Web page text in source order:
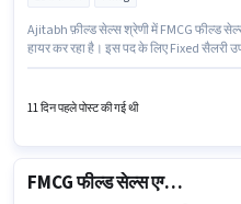
Ajitabh फ़ील्ड सेल्स श्रेणी में FMCG फील्ड
हायर कर रहा है। इस पद के लिए Fixed सैलरी
नौकरी के लिए 10वीं से नीचे योग्यता वाले
11 दिन पहले पोस्ट की गई थी
FMCG फील्ड सेल्स एग्जीक्यूटिव